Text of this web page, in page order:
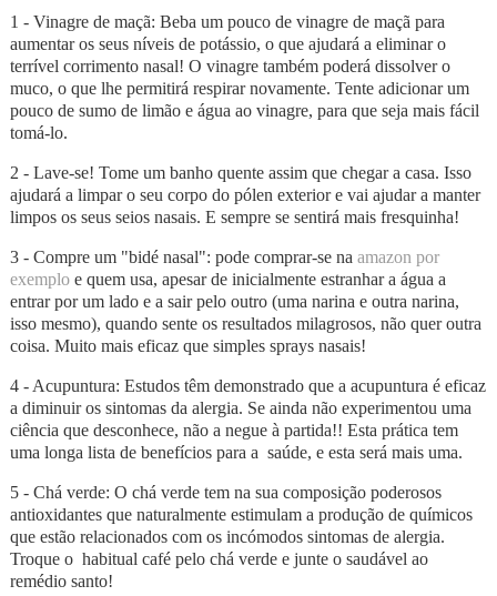
1 - Vinagre de maçã: Beba um pouco de vinagre de maçã para
aumentar os seus níveis de potássio, o que ajudará a eliminar o
terrível corrimento nasal! O vinagre também poderá dissolver o
muco, o que lhe permitirá respirar novamente. Tente adicionar um
pouco de sumo de limão e água ao vinagre, para que seja mais fácil
tomá-lo.
2 - Lave-se! Tome um banho quente assim que chegar a casa. Isso
ajudará a limpar o seu corpo do pólen exterior e vai ajudar a manter
limpos os seus seios nasais. E sempre se sentirá mais fresquinha!
3 - Compre um "bidé nasal": pode comprar-se na amazon por
exemploe quem usa, apesar de inicialmente estranhar a água a
entrar por um lado e a sair pelo outro (uma narina e outra narina,
isso mesmo), quando sente os resultados milagrosos, não quer outra
coisa. Muito mais eficaz que simples sprays nasais!
4 - Acupuntura: Estudos têm demonstrado que a acupuntura é eficaz
a diminuir os sintomas da alergia. Se ainda não experimentou uma
ciência que desconhece, não a negue à partida!! Esta prática tem
uma longa lista de benefícios para a saúde, e esta será mais uma.
5 - Chá verde: O chá verde tem na sua composição poderosos
antioxidantes que naturalmente estimulam a produção de químicos
que estão relacionados com os incómodos sintomas de alergia.
Troque o habitual café pelo chá verde e junte o saudável ao
remédio santo!